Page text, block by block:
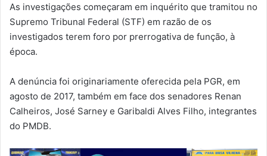
As investigações começaram em inquérito que tramitou no
Supremo Tribunal Federal (STF) em razão de os
investigados terem foro por prerrogativa de função, à
época.
A denúncia foi originariamente oferecida pela PGR, em
agosto de 2017, também em face dos senadores Renan
Calheiros, José Sarney e Garibaldi Alves Filho, integrantes
do PMDB.